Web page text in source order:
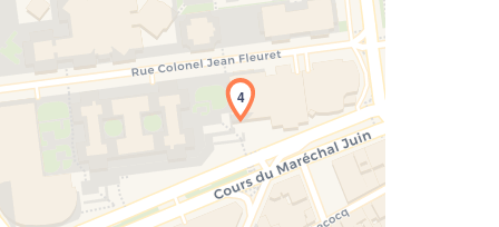
de la carte en cours...
4